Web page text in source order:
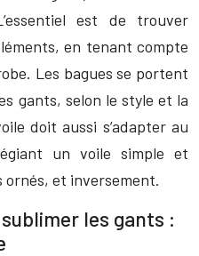
est de trouver
en tenant compte
Les bagues se portent
gants, selon le style et la
doit aussi s’adapter au
un voile simple et
et inversement.
les gants :